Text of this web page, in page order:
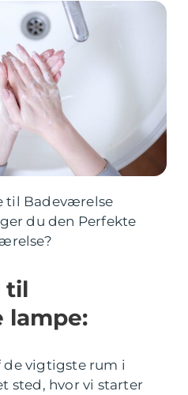
til Badeværelse
du den Perfekte
til
lampe:
de vigtigste rum i
sted, hvor vi starter